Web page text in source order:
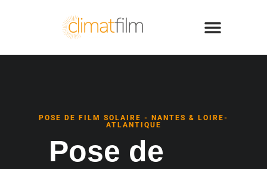
POSE DE FILM SOLAIRE - NANTES & LOIRE-
ATLANTIQUE
Pose de